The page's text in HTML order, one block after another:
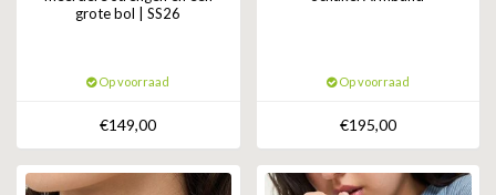
ZAG BIJOUX
grote bol | SS26
Op voorraad
€149,00
Op voorraad
€195,00